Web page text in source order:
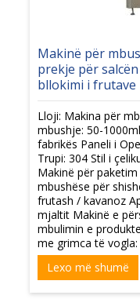
Makinë për
prekje për
bllokimi i frutave
Lloji: Makina për
mbushje: 50-
fabrikës Paneli i
Trupi: 304 Stil i
Makinë për
mbushëse për
frutash / kavanoz
mjaltit Makinë e
mbulimin e
me grimca të vogla:
Lexo më shumë